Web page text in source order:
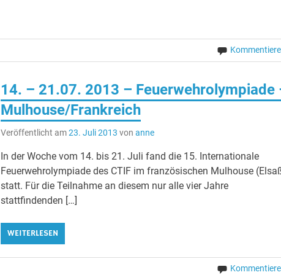
14. – 21.07. 2013 – Feuerwehrolympiade
Mulhouse/Frankreich
Veröffentlicht am23. Juli 2013 von anne
In der Woche vom 14. bis 21. Juli fand die 15. Internationale
Feuerwehrolympiade des CTIF im französischen Mulhouse
statt. Für die Teilnahme an diesem nur alle vier Jahre
stattfindenden […]
WEITERLESEN